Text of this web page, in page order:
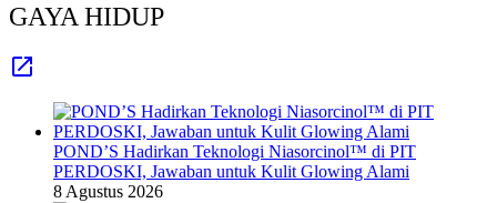
GAYA HIDUP
POND’S Hadirkan Teknologi Niasorcinol™ di PIT
PERDOSKI, Jawaban untuk Kulit Glowing Alami
8 Agustus 2026